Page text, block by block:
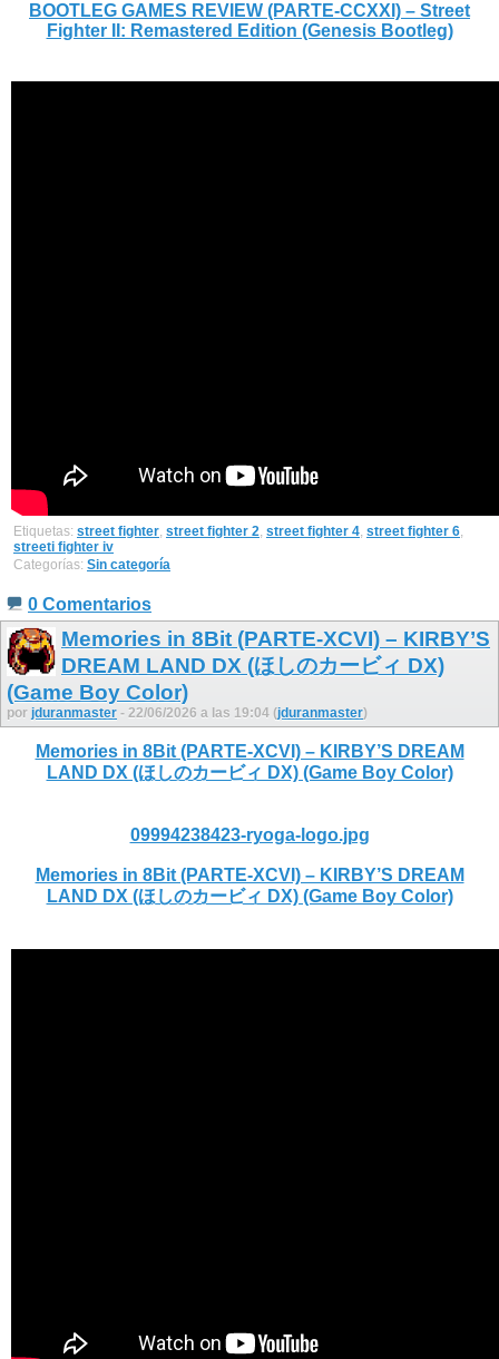
BOOTLEG GAMES REVIEW (PARTE-CCXXI) – Street
Fighter II: Remastered Edition (Genesis Bootleg)
Etiquetas: street fighter, street fighter 2, street fighter 4, street fighter 6,
streeti fighter iv
Categorías: Sin categoría
0 Comentarios
Memories in 8Bit (PARTE-XCVI) – KIRBY’S
DREAM LAND DX (ほしのカービィ DX)
(Game Boy Color)
por jduranmaster - 22/06/2026 a las 19:04 (jduranmaster)
Memories in 8Bit (PARTE-XCVI) – KIRBY’S DREAM
LAND DX (ほしのカービィ DX) (Game Boy Color)
09994238423-ryoga-logo.jpg
Memories in 8Bit (PARTE-XCVI) – KIRBY’S DREAM
LAND DX (ほしのカービィ DX) (Game Boy Color)